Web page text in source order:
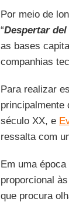
Por meio de
“Despertar
as bases
companhias
Para realizar
principalmente
século XX, e
ressalta com
Em uma
proporcional
que procura